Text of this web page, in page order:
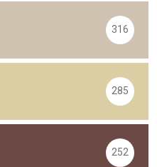
316
285
252